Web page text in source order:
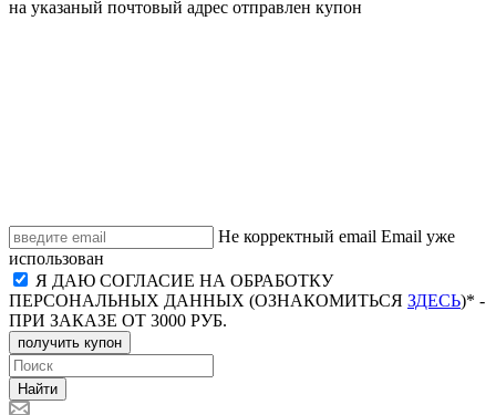
на указаный почтовый адрес отправлен купон
Не корректный email Email уже
использован
Я ДАЮ СОГЛАСИЕ НА ОБРАБОТКУ
ПЕРСОНАЛЬНЫХ ДАННЫХ (ОЗНАКОМИТЬСЯ ЗДЕСЬ)* -
ПРИ ЗАКАЗЕ ОТ 3000 РУБ.
получить купон
Найти